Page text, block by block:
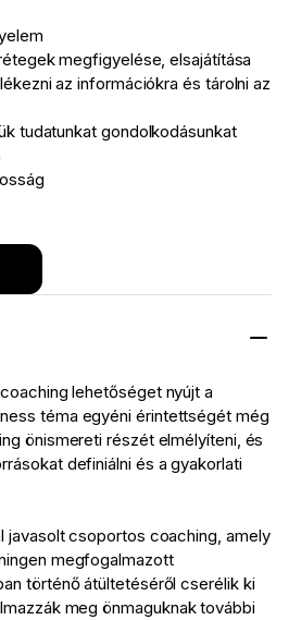
megfigyelése, elsajátítása
az információkra és tárolni az
tudatunkat gondolkodásunkat
lehetőséget nyújt a
téma egyéni érintettségét még
önismereti részét elmélyíteni, és
definiálni és a gyakorlati
javasolt csoportos coaching, amely
megfogalmazott
történő átültetéséről cserélik ki
meg önmaguknak további